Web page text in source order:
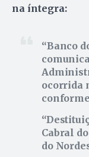
na íntegra:
Banco
ocorrida
Cabral
do